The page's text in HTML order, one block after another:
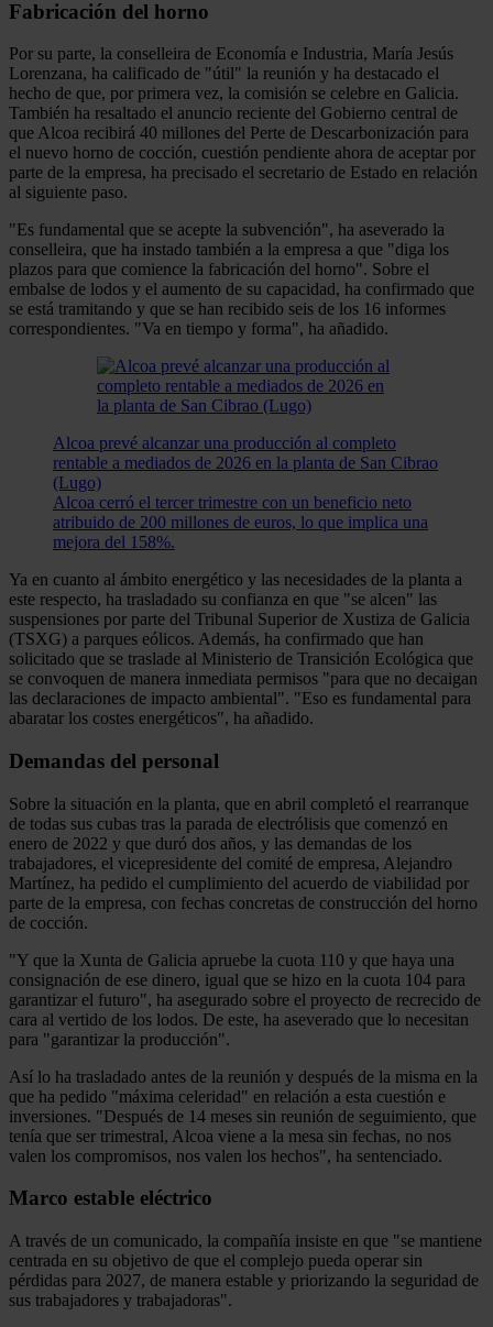
Fabricación del horno
Por su parte, la conselleira de Economía e Industria, María Jesús
Lorenzana, ha calificado de "útil" la reunión y ha destacado el
hecho de que, por primera vez, la comisión se celebre en Galicia.
También ha resaltado el anuncio reciente del Gobierno central de
que Alcoa recibirá 40 millones del Perte de Descarbonización para
el nuevo horno de cocción, cuestión pendiente ahora de aceptar por
parte de la empresa, ha precisado el secretario de Estado en relación
al siguiente paso.
"Es fundamental que se acepte la subvención", ha aseverado la
conselleira, que ha instado también a la empresa a que "diga los
plazos para que comience la fabricación del horno". Sobre el
embalse de lodos y el aumento de su capacidad, ha confirmado que
se está tramitando y que se han recibido seis de los 16 informes
correspondientes. "Va en tiempo y forma", ha añadido.
Alcoa prevé alcanzar una producción al completo
rentable a mediados de 2026 en la planta de San Cibrao
(Lugo)
Alcoa cerró el tercer trimestre con un beneficio neto
atribuido de 200 millones de euros, lo que implica una
mejora del 158%.
Ya en cuanto al ámbito energético y las necesidades de la planta a
este respecto, ha trasladado su confianza en que "se alcen" las
suspensiones por parte del Tribunal Superior de Xustiza de Galicia
(TSXG) a parques eólicos. Además, ha confirmado que han
solicitado que se traslade al Ministerio de Transición Ecológica que
se convoquen de manera inmediata permisos "para que no decaigan
las declaraciones de impacto ambiental". "Eso es fundamental para
abaratar los costes energéticos", ha añadido.
Demandas del personal
Sobre la situación en la planta, que en abril completó el rearranque
de todas sus cubas tras la parada de electrólisis que comenzó en
enero de 2022 y que duró dos años, y las demandas de los
trabajadores, el vicepresidente del comité de empresa, Alejandro
Martínez, ha pedido el cumplimiento del acuerdo de viabilidad por
parte de la empresa, con fechas concretas de construcción del horno
de cocción.
"Y que la Xunta de Galicia apruebe la cuota 110 y que haya una
consignación de ese dinero, igual que se hizo en la cuota 104 para
garantizar el futuro", ha asegurado sobre el proyecto de recrecido de
cara al vertido de los lodos. De este, ha aseverado que lo necesitan
para "garantizar la producción".
Así lo ha trasladado antes de la reunión y después de la misma en la
que ha pedido "máxima celeridad" en relación a esta cuestión e
inversiones. "Después de 14 meses sin reunión de seguimiento, que
tenía que ser trimestral, Alcoa viene a la mesa sin fechas, no nos
valen los compromisos, nos valen los hechos", ha sentenciado.
Marco estable eléctrico
A través de un comunicado, la compañía insiste en que "se mantiene
centrada en su objetivo de que el complejo pueda operar sin
pérdidas para 2027, de manera estable y priorizando la seguridad de
sus trabajadores y trabajadoras".